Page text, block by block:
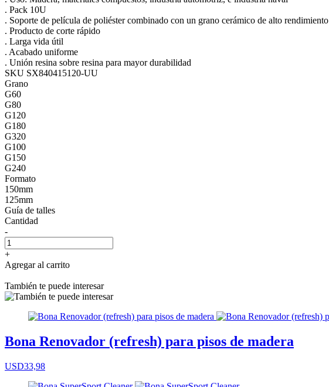
. Pack 10U
. Soporte de película de poliéster combinado con un grano cerámico de alto rendimiento
. Producto de corte rápido
. Larga vida útil
. Acabado uniforme
. Unión resina sobre resina para mayor durabilidad
SKU SX840415120-UU
Grano
G60
G80
G120
G180
G320
G100
G150
G240
Formato
150mm
125mm
Guía de talles
Cantidad
-
+
Agregar al carrito
También te puede interesar
Bona Renovador (refresh) para pisos de madera
USD33,98